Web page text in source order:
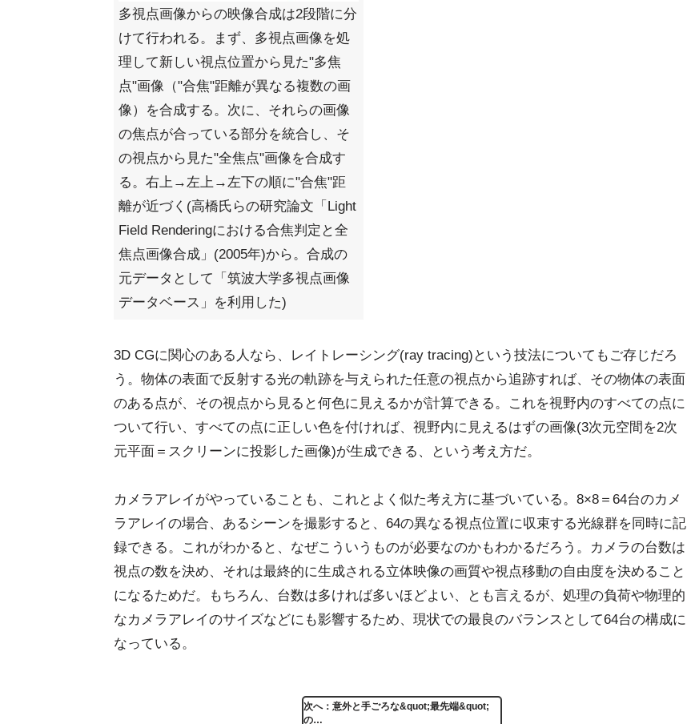
多視点画像からの映像合成は2段階に分
けて行われる。まず、多視点画像を処
理して新しい視点位置から見た"多焦
点"画像（"合焦"距離が異なる複数の画
像）を合成する。次に、それらの画像
の焦点が合っている部分を統合し、そ
の視点から見た"全焦点"画像を合成す
る。右上→左上→左下の順に"合焦"距
離が近づく(高橋氏らの研究論文「Light
Field Renderingにおける合焦判定と全
焦点画像合成」(2005年)から。合成の
元データとして「筑波大学多視点画像
データベース」を利用した)
3D CGに関心のある人なら、レイトレーシング(ray tracing)という技法についてもご存じだろ
う。物体の表面で反射する光の軌跡を与えられた任意の視点から追跡すれば、その物体の表面
のある点が、その視点から見ると何色に見えるかが計算できる。これを視野内のすべての点に
ついて行い、すべての点に正しい色を付ければ、視野内に見えるはずの画像(3次元空間を2次
元平面＝スクリーンに投影した画像)が生成できる、という考え方だ。
カメラアレイがやっていることも、これとよく似た考え方に基づいている。8×8＝64台のカメ
ラアレイの場合、あるシーンを撮影すると、64の異なる視点位置に収束する光線群を同時に記
録できる。これがわかると、なぜこういうものが必要なのかもわかるだろう。カメラの台数は
視点の数を決め、それは最終的に生成される立体映像の画質や視点移動の自由度を決めること
になるためだ。もちろん、台数は多ければ多いほどよい、とも言えるが、処理の負荷や物理的
なカメラアレイのサイズなどにも影響するため、現状での最良のバランスとして64台の構成に
なっている。
次へ：意外と手ごろな&quot;最先端&quot;
の…